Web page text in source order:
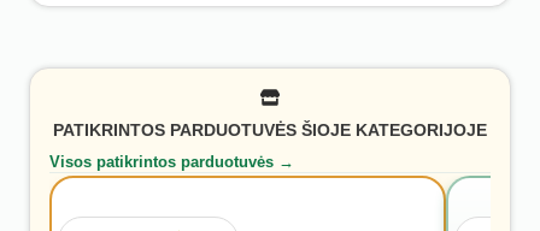
PATIKRINTOS PARDUOTUVĖS ŠIOJE KATEGORIJOJE
Visos patikrintos parduotuvės →